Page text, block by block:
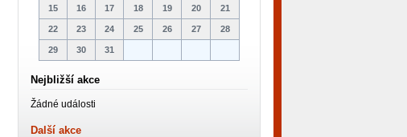
15 16 17 18 19 20 21
22 23 24 25 26 27 28
29 30 31
Nejbližší akce
Žádné události
Další akce